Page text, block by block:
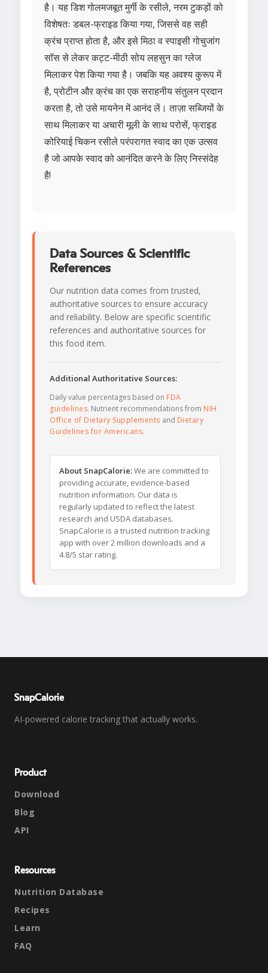
है। यह डिश गोलमजबूत मुर्गी के रसीले, नरम टुकड़ों को
विशेषतः डबल-फ्राइड किया गया, जिससे वह सही
क्रंच प्राप्त होता है, और इसे मिठा व स्पाइसी गोचुजांग
सॉस से लेकर कट्ट-मीठी सोय लहसुन का ग्लेज
मिलाकर पेश किया गया है। जबकि यह अवश्य कुरूप में
है, प्रोटीन और क्रंच का एक सराहनीय संतुलन प्रदान
करता है, तो उसे मायनेन में आनंद लें। ताज़ा सब्जियों के
साथ मिलाकर या अचारी मूली के साथ परोसें, फ्राइड
कोरियाई चिकन रसीले परंपरागत स्वाद का एक उत्सव
है जो आपके स्वाद को आनंदित करने के लिए निस्संदेह
है!
Data Sources & Scientific
References
Our nutrition data comes from trusted,
authoritative sources to ensure accuracy
and reliability. Below are specific scientific
references and authoritative sources for
this food item.
Additional Authoritative Sources:
Daily value percentages based on FDA
guidelines. Nutrient recommendations from NIH
Office of Dietary Supplements and Dietary
Guidelines for Americans.
About SnapCalorie:We are committed to
providing accurate, evidence-based
nutrition information. Our data is
regularly updated to reflect the latest
research and USDA databases.
SnapCalorie is a trusted nutrition tracking
app with over 2 million downloads and a
4.8/5 star rating.
SnapCalorie
AI-powered calorie tracking that actually works.
Product
Download
Blog
API
Resources
Nutrition Database
Recipes
Learn
FAQ